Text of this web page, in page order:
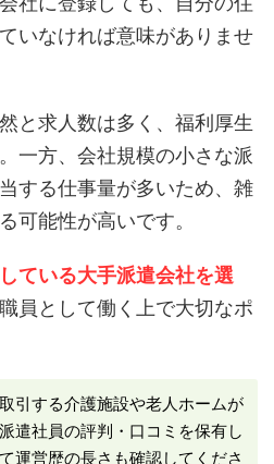
いなければ意味がありませ
と求人数は多く、福利厚生
一方、会社規模の小さな派
する仕事量が多いため、雑
可能性が高いです。
ている大手派遣会社を選
員として働く上で大切なポ
引する介護施設や老人ホームが
遣社員の評判・口コミを保有し
運営歴の長さも確認してくださ